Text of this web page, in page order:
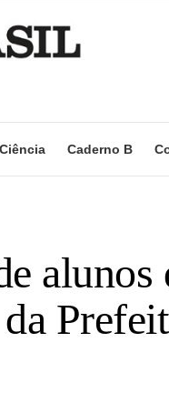
Ciência Caderno B
alunos